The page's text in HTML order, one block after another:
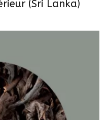
(Sri Lanka)